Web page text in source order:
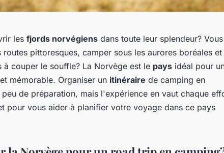
les fjords norvégiens dans toute leur splendeur? Vous
routes pittoresques, camper sous les aurores boréales et
à couper le souffle? La Norvège est le pays idéal pour
mémorable. Organiser un itinéraire de camping en
de préparation, mais l'expérience en vaut chaque
pour vous aider à planifier votre voyage dans ce pays